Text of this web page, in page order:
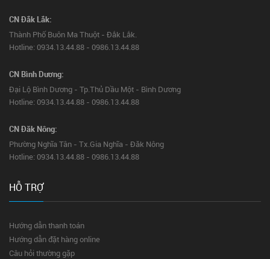
CN Đắk Lắk:
Thành Phố Buôn Ma Thuột - Đắk Lắk.
Hotline: 0934.13.44.88 - 0986.13.44.88
CN Bình Dương:
Đại Lộ Bình Dương - Tp.Thủ Dầu Một - Bình Dương
Hotline: 0934.13.44.88 - 0986.13.44.88
CN Đăk Nông:
Phường Nghĩa Tân - Tx.Gia Nghĩa - Đăk Nông
Hotline: 0934.13.44.88 - 0986.13.44.88
HỖ TRỢ
Hướng dẫn thanh toán
Hướng dẫn đặt hàng online
Câu hỏi thường gặp